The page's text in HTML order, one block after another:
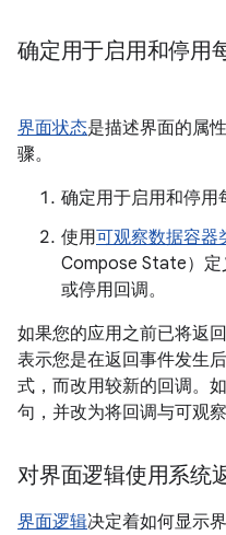
确定用于启用和停用
界面状态是描述界面的属
骤。
确定用于启用和停用
使用可观察数据容器
Compose State）定
或停用回调。
如果您的应用之前已将返
表示您是在返回事件发生
式，而改用较新的回调。
句，并改为将回调与可观
对界面逻辑使用系统
界面逻辑决定着如何显示